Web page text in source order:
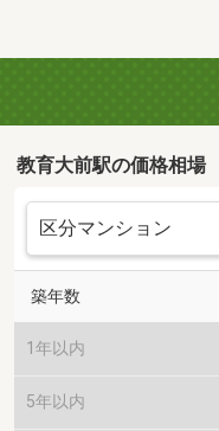
教育大前駅の価格相場
築年数
1年以内
5年以内